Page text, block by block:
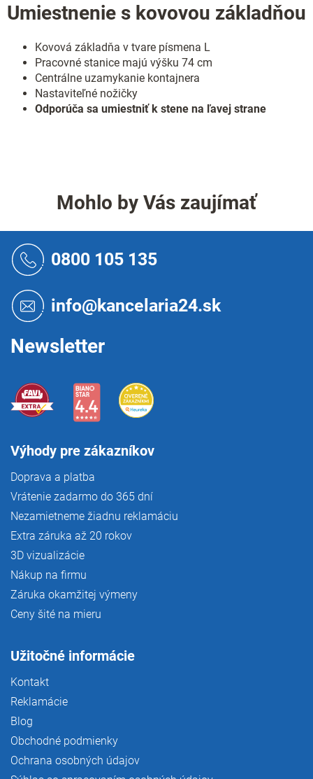
Umiestnenie s kovovou základňou
Kovová základňa v tvare písmena L
Pracovné stanice majú výšku 74 cm
Centrálne uzamykanie kontajnera
Nastaviteľné nožičky
Odporúča sa umiestniť k stene na ľavej strane
Mohlo by Vás zaujímať
0800 105 135
info@kancelaria24.sk
Newsletter
Výhody pre zákazníkov
Doprava a platba
Vrátenie zadarmo do 365 dní
Nezamietneme žiadnu reklamáciu
Extra záruka až 20 rokov
3D vizualizácie
Nákup na firmu
Záruka okamžitej výmeny
Ceny šité na mieru
Užitočné informácie
Kontakt
Reklamácie
Blog
Obchodné podmienky
Ochrana osobných údajov